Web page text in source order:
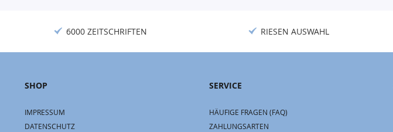
6000 ZEITSCHRIFTEN RIESEN AUSWAHL
SHOP
IMPRESSUM
DATENSCHUTZ
SERVICE
HÄUFIGE FRAGEN (FAQ)
ZAHLUNGSARTEN